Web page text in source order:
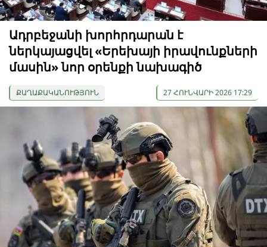
Ադրբեջանի խորհրդարան է
ներկայացվել «Երեխայի իրավունքների
մասին» նոր օրենքի նախագիծ
ՔԱՂԱՔԱԿԱՆՈՒԹՅՈՒՆ 27 ՀՈՒՆՎԱՐԻ 2026 17:29